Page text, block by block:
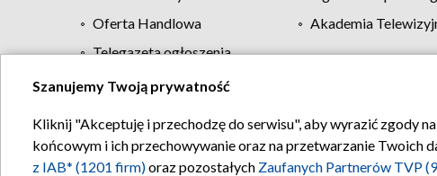
Oferta Handlowa
Akademia
Telegazeta ogłoszenia
Regulamin TVP
Szanujemy Twoją prywatność
Kliknij "Akceptuję i przechodzę do serwisu", aby wyrazić zgody
końcowym i ich przechowywanie oraz na przetwarzanie Twoich
z IAB* (1201 firm)oraz pozostałych Zaufanych Partnerów TVP